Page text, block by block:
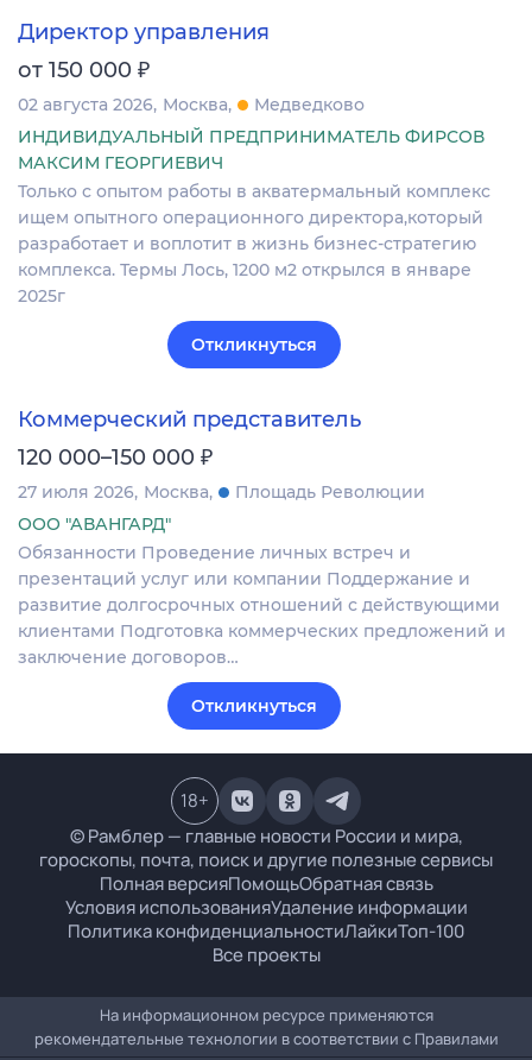
Директор управления
от 150 000 ₽
02 августа 2026 Москва
Медведково
ИНДИВИДУАЛЬНЫЙ ПРЕДПРИНИМАТЕЛЬ ФИРСОВ
МАКСИМ ГЕОРГИЕВИЧ
Только с опытом работы в акватермальный комплекс
ищем опытного операционного директора,который
разработает и воплотит в жизнь бизнес-стратегию
комплекса. Термы Лось, 1200 м2 открылся в январе
2025г
Откликнуться
Коммерческий представитель
120 000–150 000 ₽
27 июля 2026 Москва
Площадь Революции
ООО "АВАНГАРД"
Обязанности Проведение личных встреч и
презентаций услуг или компании Поддержание и
развитие долгосрочных отношений с действующими
клиентами Подготовка коммерческих предложений и
заключение договоров…
Откликнуться
© Рамблер — главные новости России и мира,
гороскопы, почта, поиск и другие полезные сервисы
Полная версияПомощьОбратная связь
Условия использованияУдаление информации
Политика конфиденциальностиЛайкиТоп-100
Все проекты
18+
На информационном ресурсе применяются
рекомендательные технологии в соответствии с Правилами